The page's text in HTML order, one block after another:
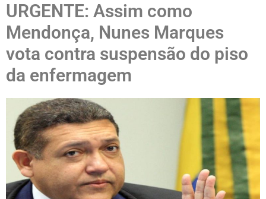
URGENTE: Assim como
Mendonça, Nunes Marques
vota contra suspensão do piso
da enfermagem